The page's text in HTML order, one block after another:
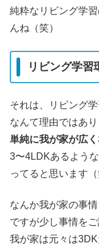
純粋なリビング学
んね（笑）
リビング学習
それは、リビング
なんて理由ではあり
単純に我が家が広
3〜4LDKあるよう
ってると思います（
なんか我が家の事
ですが少し事情をご
我が家は元々は